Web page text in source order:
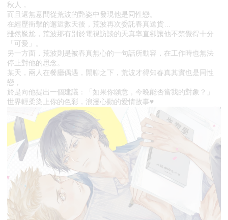
秋人，
而且還無意間從荒波的艷姿中發現他是同性戀。
在經歷衝擊的邂逅數天後，荒波再次委託春真送貨…
雖然尷尬，荒波那有別於電視訪談的天真率直卻讓他不禁覺得十分
「可愛」。
另一方面，荒波則是被春真無心的一句話所動容，在工作時也無法
停止對他的思念。
某天，兩人在餐廳偶遇，閒聊之下，荒波才得知春真其實也是同性
戀，
於是向他提出一個建議：「如果你願意，今晚能否當我的對象？」
世界輕柔染上你的色彩，浪漫心動的愛情故事♥